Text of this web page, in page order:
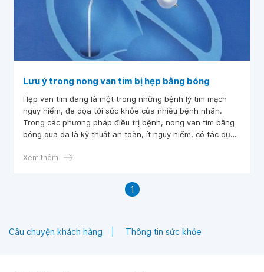
Lưu ý trong nong van tim bị hẹp bằng bóng
Hẹp van tim đang là một trong những bệnh lý tim mạch
nguy hiểm, đe dọa tới sức khỏe của nhiều bệnh nhân.
Trong các phương pháp điều trị bệnh, nong van tim bằng
bóng qua da là kỹ thuật an toàn, ít nguy hiểm, có tác dụng
Xem thêm
1
Câu chuyện khách hàng Thông tin sức khỏe